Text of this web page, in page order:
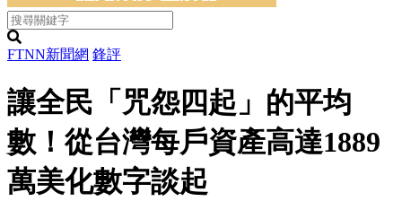
FTNN新聞網 鋒評
讓全民「咒怨四起」的平均
數！從台灣每戶資產高達1889
萬美化數字談起